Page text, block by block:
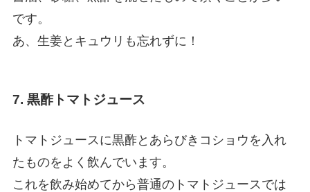
です。
あ、生姜とキュウリも忘れずに！
7. 黒酢トマトジュース
トマトジュースに黒酢とあらびきコショウを入れ
たものをよく飲んでいます。
これを飲み始めてから普通のトマトジュースでは